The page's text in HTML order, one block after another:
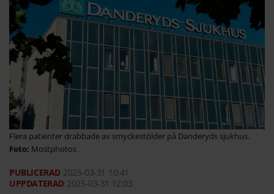
Flera patienter drabbade av smyckestölder på Danderyds sjukhus.
Mostphotos
2025-03-31 10:41
2025-03-31 12:03